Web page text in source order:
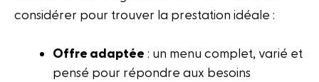
considérer pour trouver la prestation idéale :
Offre adaptée : un menu complet, varié et
pensé pour répondre aux besoins